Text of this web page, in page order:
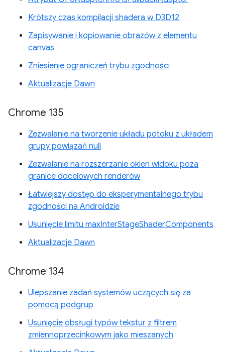
Krótszy czas kompilacji shadera w D3D12
Zapisywanie i kopiowanie obrazów z elementu
canvas
Zniesienie ograniczeń trybu zgodności
Aktualizacje Dawn
Chrome 135
Zezwalanie na tworzenie układu potoku z układem
grupy powiązań null
Zezwalanie na rozszerzanie okien widoku poza
granice docelowych renderów
Łatwiejszy dostęp do eksperymentalnego trybu
zgodności na Androidzie
Usunięcie limitu maxInterStageShaderComponents
Aktualizacje Dawn
Chrome 134
Ulepszanie zadań systemów uczących się za
pomocą podgrup
Usunięcie obsługi typów tekstur z filtrem
zmiennoprzecinkowym jako mieszanych